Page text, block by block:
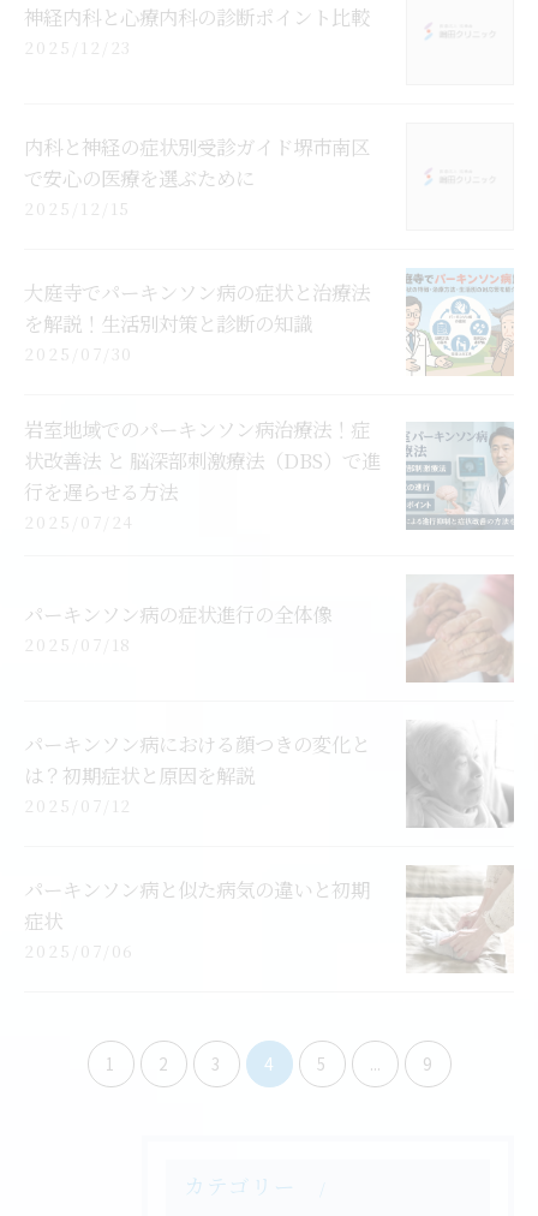
神経内科と心療内科の診断ポイント比較
2025/12/23
内科と神経の症状別受診ガイド堺市南区
で安心の医療を選ぶために
2025/12/15
大庭寺でパーキンソン病の症状と治療法
を解説！生活別対策と診断の知識
2025/07/30
岩室地域でのパーキンソン病治療法！症
状改善法 と 脳深部刺激療法（DBS）で進
行を遅らせる方法
2025/07/24
パーキンソン病の症状進行の全体像
2025/07/18
パーキンソン病における顔つきの変化と
は？初期症状と原因を解説
2025/07/12
パーキンソン病と似た病気の違いと初期
症状
2025/07/06
1 2 3 4 5 ... 9
カテゴリー